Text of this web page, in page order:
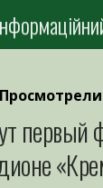
первый